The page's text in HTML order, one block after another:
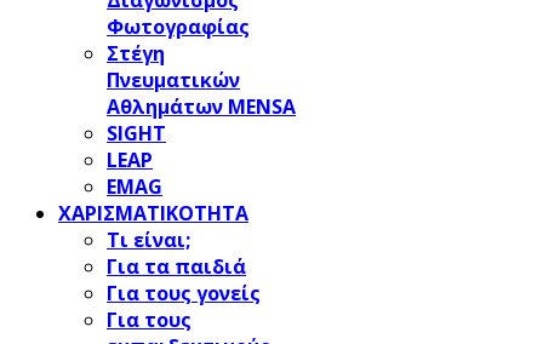
Φωτογραφίας
Στέγη
Πνευματικών
Αθλημάτων MENSA
SIGHT
LEAP
EMAG
ΧΑΡΙΣΜΑΤΙΚΟΤΗΤΑ
Τι είναι;
Για τα παιδιά
Για τους γονείς
Για τους